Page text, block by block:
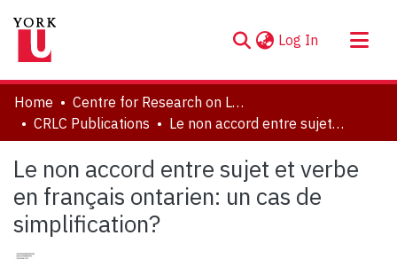
Log In (current)
About
Communities & Collections
Statistics
Home
Centre for Research on Language Contact
CRLC Publications
Le non accord entre sujet et verbe en français ontarien: un cas de simplification?
Le non accord entre sujet et verbe
en français ontarien: un cas de
simplification?